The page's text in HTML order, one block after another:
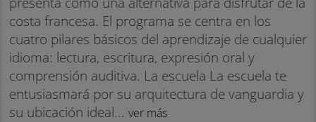
costa francesa. El programa se centra en los
cuatro pilares básicos del aprendizaje de cualquier
idioma: lectura, escritura, expresión oral y
comprensión auditiva. La escuela La escuela te
entusiasmará por su arquitectura de vanguardia y
su ubicación ideal... ver más